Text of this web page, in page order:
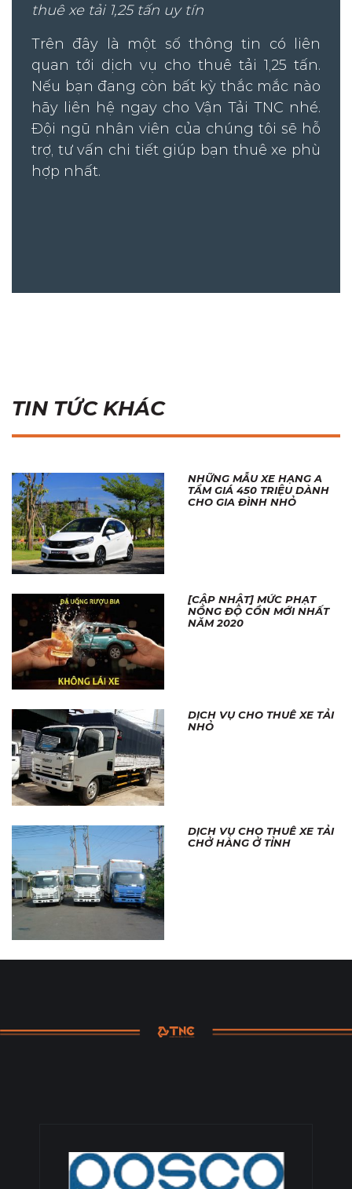
thuê xe tải 1,25 tấn uy tín
Trên đây là một số thông tin có liên
quan tới dịch vụ cho thuê tải 1,25 tấn.
Nếu bạn đang còn bất kỳ thắc mắc nào
hãy liên hệ ngay cho Vận Tải TNC nhé.
Đội ngũ nhân viên của chúng tôi sẽ hỗ
trợ, tư vấn chi tiết giúp bạn thuê xe phù
hợp nhất.
TIN TỨC KHÁC
NHỮNG MẪU XE HẠNG A
TẦM GIÁ 450 TRIỆU DÀNH
CHO GIA ĐÌNH NHỎ
[CẬP NHẬT] MỨC PHẠT
NỒNG ĐỘ CỒN MỚI NHẤT
NĂM 2020
DỊCH VỤ CHO THUÊ XE TẢI
NHỎ
DỊCH VỤ CHO THUÊ XE TẢI
CHỞ HÀNG Ở TỈNH